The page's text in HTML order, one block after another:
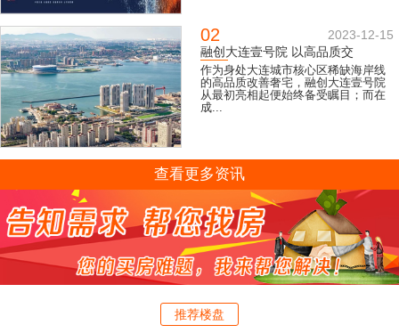
02
2023-12-15
融创大连壹号院 以高品质交
作为身处大连城市核心区稀缺海岸线
的高品质改善奢宅，融创大连壹号院
从最初亮相起便始终备受瞩目；而在
成...
查看更多资讯
推荐楼盘